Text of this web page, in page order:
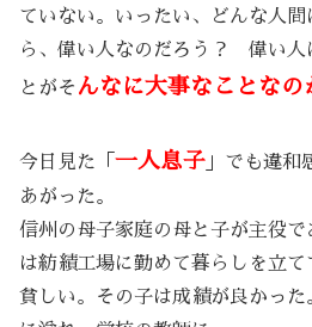
ていない。いったい、どんな人間
ら、偉い人なのだろう？ 偉い人
とがそ んなに大事なことなの
今日見た「 一人息子 」でも違和
あがった。
信州の母子家庭の母と子が主役で
は紡績工場に勤めて暮らしを立て
貧しい。その子は成績が良かった